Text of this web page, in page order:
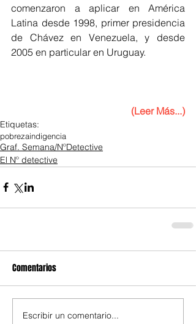
comenzaron a aplicar en América
Latina desde 1998, primer presidencia
de Chávez en Venezuela, y desde
2005 en particular en Uruguay.
(Leer Más...)
Etiquetas:
pobrezaindigencia
Graf. Semana/NºDetective
El Nº detective
Comentarios
Escribir un comentario...